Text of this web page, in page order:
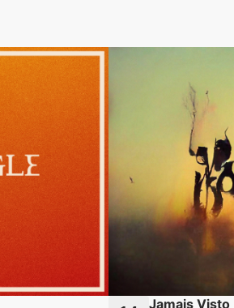
Jamais Visto